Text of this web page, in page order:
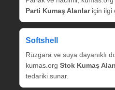
Parti Kumaş Alanlariçin ilgi
Softshell
Rüzgara ve suya dayanıklı
kumas.org Stok Kumaş
tedariki sunar.